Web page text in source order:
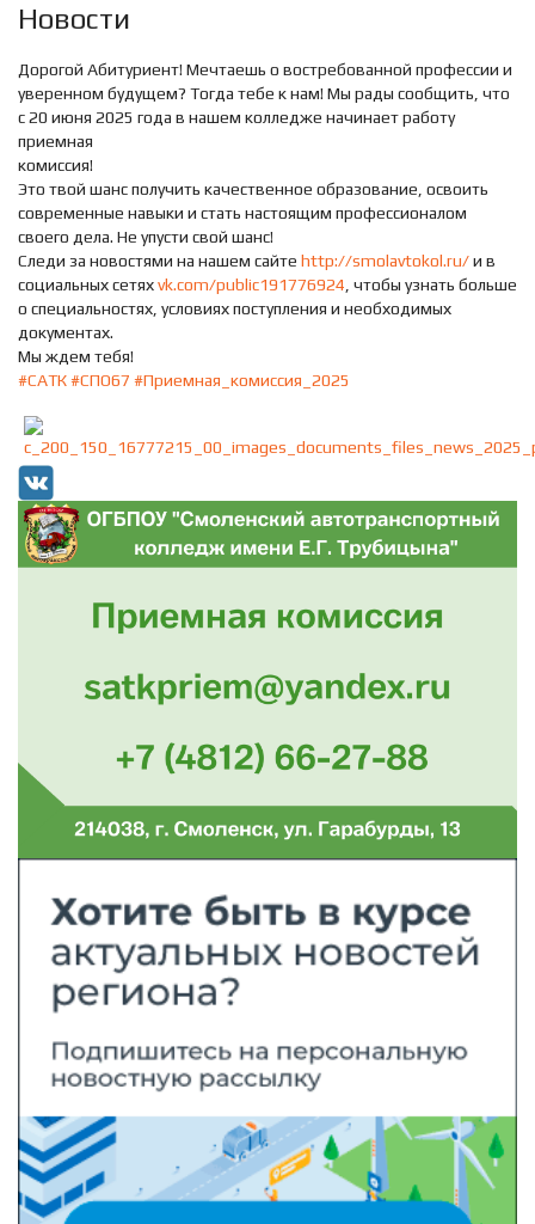
Новости
Дорогой Абитуриент! Мечтаешь о востребованной профессии и
уверенном будущем? Тогда тебе к нам! Мы рады сообщить, что
с 20 июня 2025 года в нашем колледже начинает работу
приемная
комиссия!
Это твой шанс получить качественное образование, освоить
современные навыки и стать настоящим профессионалом
своего дела. Не упусти свой шанс!
Следи за новостями на нашем сайте http://smolavtokol.ru/и в
социальных сетяхvk.com/public191776924 , чтобы узнать больше
о специальностях, условиях поступления и необходимых
документах.
Мы ждем тебя!
#САТК#СПО67 #Приемная_комиссия_2025